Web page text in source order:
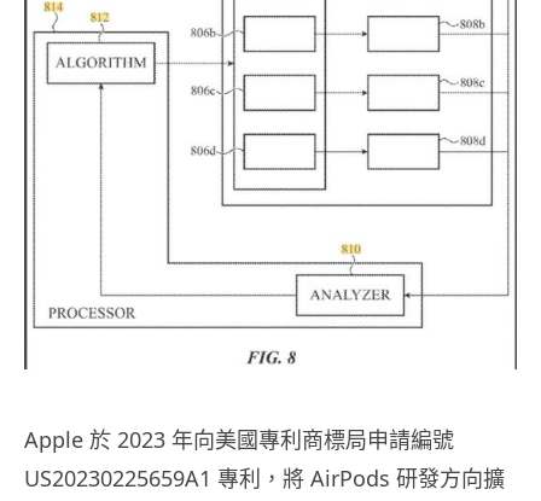
Apple 於 2023 年向美國專利商標局申請編號
US20230225659A1 專利，將 AirPods 研發方向擴